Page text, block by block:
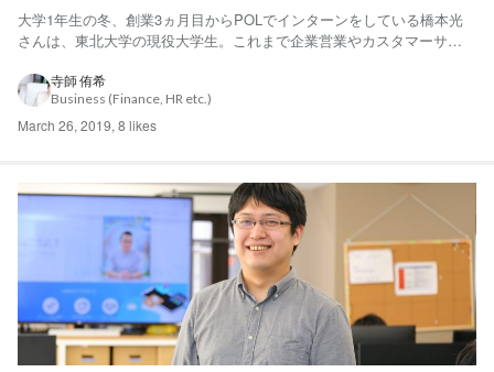
大学1年生の冬、創業3ヵ月目からPOLでインターンをしている橋本光
さんは、東北大学の現役大学生。これまで企業営業やカスタマーサク
ターン組織を統括しています。今回は、そんな橋本さんにPOLでイン
ターンをする魅力や、POLのインターンを楽しめる人の...
寺師 侑希
Business (Finance, HR etc.)
March 26, 2019, 8 likes